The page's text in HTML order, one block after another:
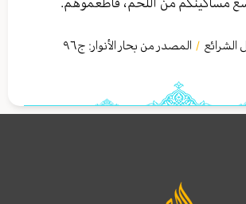
الشرائع / المصدر من بحار الأنوار: ج٩٦